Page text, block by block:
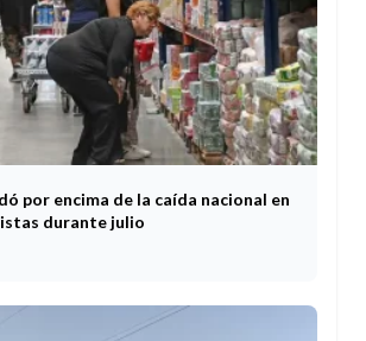
por encima de la caída nacional en
durante julio